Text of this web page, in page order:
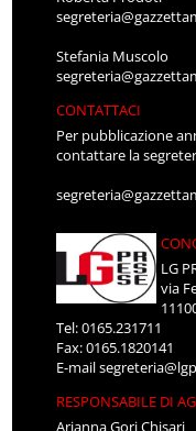
Stefania Muscolo
CONTATTACI
Per pubblicazione
contattare la
LG
via
Tel: 0165.231711
Fax: 0165.1820141
E-mail
RESPONSABILE DI
Arianna Gori Chisari